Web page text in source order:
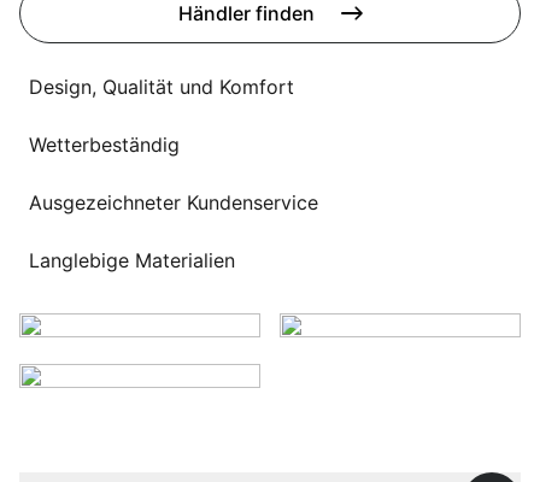
Händler finden
Design, Qualität und Komfort
Wetterbeständig
Ausgezeichneter Kundenservice
Langlebige Materialien